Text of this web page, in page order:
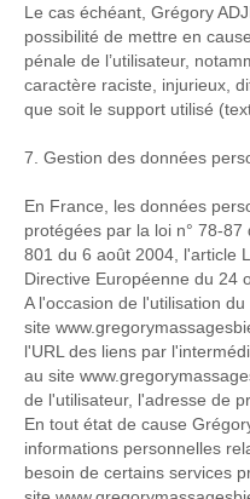
Le cas échéant, Grégory
possibilité de mettre en
pénale de l’utilisateur,
caractère raciste, injurieux,
que soit le support utilisé
7. Gestion des données
En France, les données
protégées par la loi n° 78-
801 du 6 août 2004, l'article
Directive Européenne du 24
A l'occasion de l'utilisation du
site
l'URL des liens par
au site
de l'utilisateur, l'adresse de
En tout état de cause
informations personnelles
besoin de certains services